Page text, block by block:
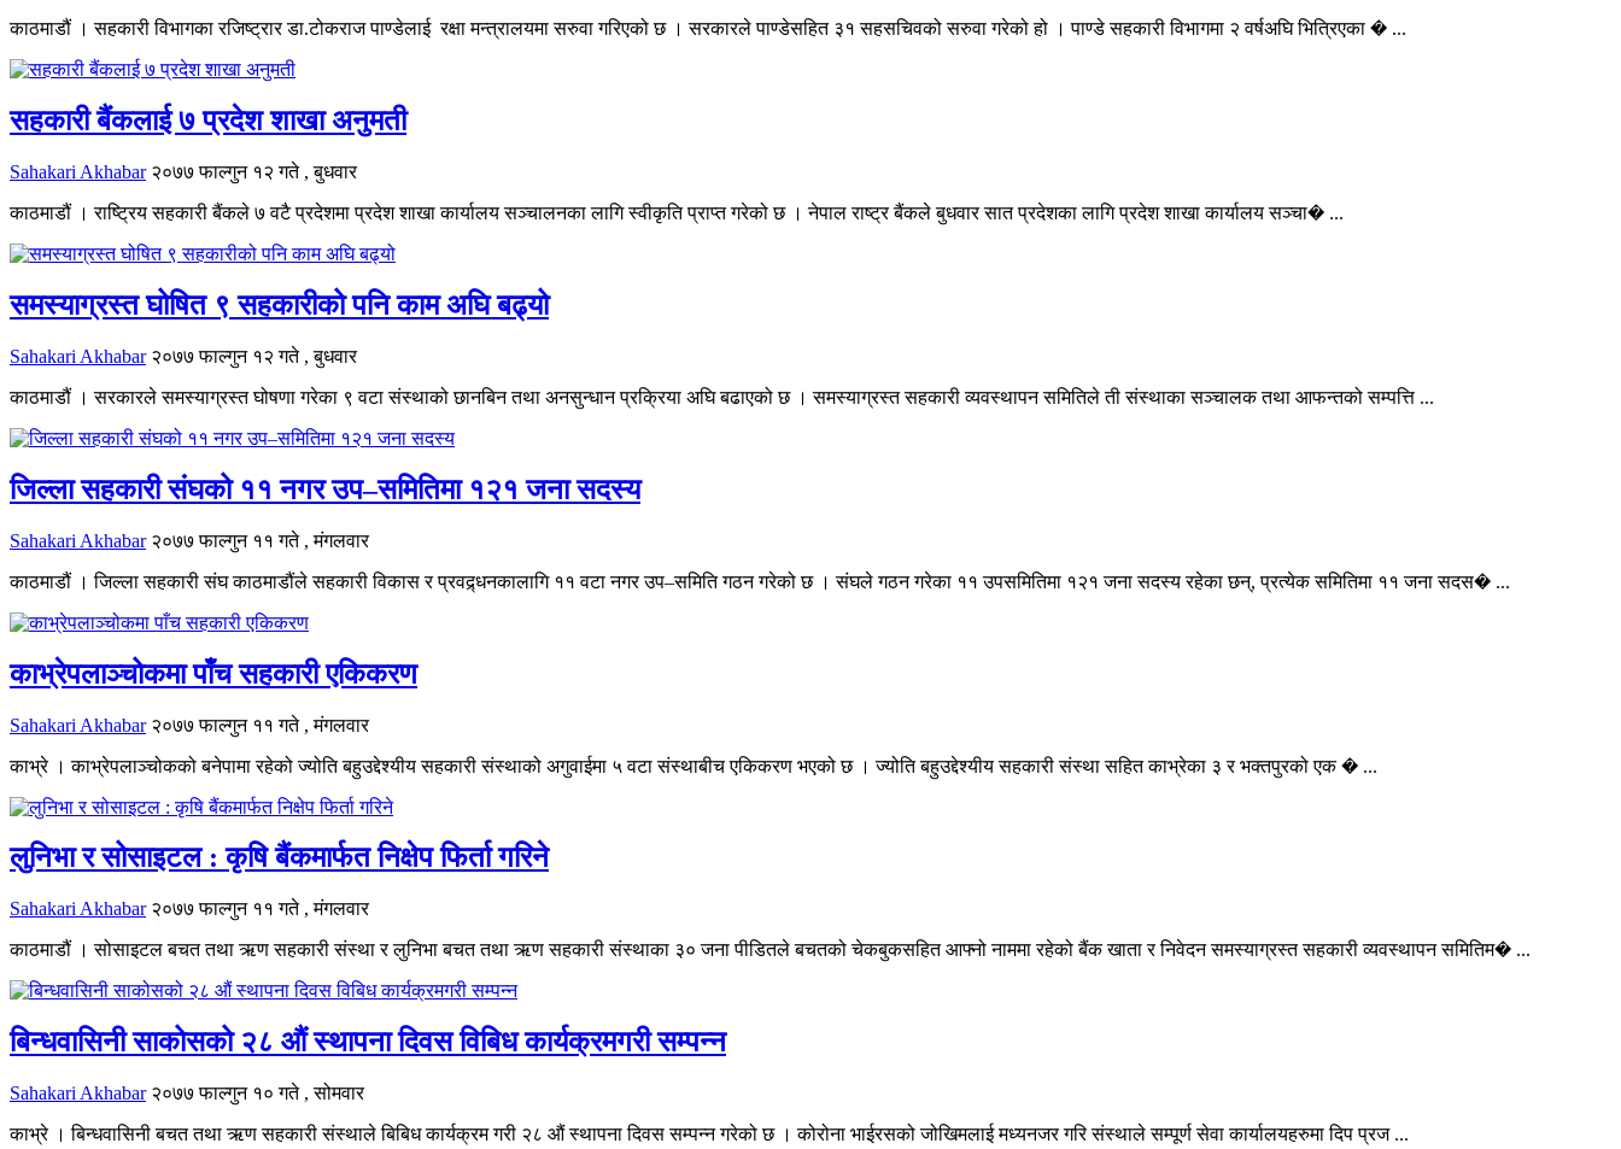
काठमाडौं । सहकारी विभागका रजिष्ट्रार डा.टोकराज पाण्डेलाई रक्षा मन्त्रालयमा सरुवा गरिएको छ । सरकारले पाण्डेसहित ३१ सहसचिवको सरुवा गरेको हो । पाण्डे सहकारी विभागमा २ वर्षअघि भित्रिएका � ...
सहकारी बैंकलाई ७ प्रदेश शाखा अनुमती
Sahakari Akhabar २०७७ फाल्गुन १२ गते , बुधवार
काठमाडौं । राष्ट्रिय सहकारी बैंकले ७ वटै प्रदेशमा प्रदेश शाखा कार्यालय सञ्चालनका लागि स्वीकृति प्राप्त गरेको छ । नेपाल राष्ट्र बैंकले बुधवार सात प्रदेशका लागि प्रदेश शाखा कार्यालय सञ्चा� ...
समस्याग्रस्त घोषित ९ सहकारीको पनि काम अघि बढ्यो
Sahakari Akhabar २०७७ फाल्गुन १२ गते , बुधवार
काठमाडौं । सरकारले समस्याग्रस्त घोषणा गरेका ९ वटा संस्थाको छानबिन तथा अनसुन्धान प्रक्रिया अघि बढाएको छ । समस्याग्रस्त सहकारी व्यवस्थापन समितिले ती संस्थाका सञ्चालक तथा आफन्तको सम्पत्ति ...
जिल्ला सहकारी संघको ११ नगर उप–समितिमा १२१ जना सदस्य
Sahakari Akhabar २०७७ फाल्गुन ११ गते , मंगलवार
काठमाडौं । जिल्ला सहकारी संघ काठमाडौंले सहकारी विकास र प्रवद्र्धनकालागि ११ वटा नगर उप–समिति गठन गरेको छ । संघले गठन गरेका ११ उपसमितिमा १२१ जना सदस्य रहेका छन्, प्रत्येक समितिमा ११ जना सदस� ...
काभ्रेपलाञ्चोकमा पाँच सहकारी एकिकरण
Sahakari Akhabar २०७७ फाल्गुन ११ गते , मंगलवार
काभ्रे । काभ्रेपलाञ्चोकको बनेपामा रहेको ज्योति बहुउद्देश्यीय सहकारी संस्थाको अगुवाईमा ५ वटा संस्थाबीच एकिकरण भएको छ । ज्योति बहुउद्देश्यीय सहकारी संस्था सहित काभ्रेका ३ र भक्तपुरको एक � ...
लुनिभा र सोसाइटल : कृषि बैंकमार्फत निक्षेप फिर्ता गरिने
Sahakari Akhabar २०७७ फाल्गुन ११ गते , मंगलवार
काठमाडौं । सोसाइटल बचत तथा ऋण सहकारी संस्था र लुनिभा बचत तथा ऋण सहकारी संस्थाका ३० जना पीडितले बचतको चेकबुकसहित आफ्नो नाममा रहेको बैंक खाता र निवेदन समस्याग्रस्त सहकारी व्यवस्थापन समितिम� ...
बिन्धवासिनी साकोसको २८ औं स्थापना दिवस विबिध कार्यक्रमगरी सम्पन्न
Sahakari Akhabar २०७७ फाल्गुन १० गते , सोमवार
काभ्रे । बिन्धवासिनी बचत तथा ऋण सहकारी संस्थाले बिबिध कार्यक्रम गरी २८ औं स्थापना दिवस सम्पन्न गरेको छ । कोरोना भाईरसको जोखिमलाई मध्यनजर गरि संस्थाले सम्पूर्ण सेवा कार्यालयहरुमा दिप प्रज ...